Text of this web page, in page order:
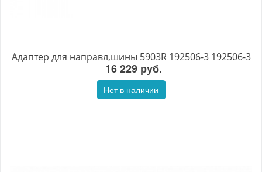
Адаптер для направл,шины 5903R 192506-3 192506-3
16 229 руб.
Нет в наличии